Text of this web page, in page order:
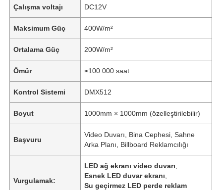
Çalışma voltajı DC12V
Maksimum Güç 400W/m²
Ortalama Güç 200W/m²
Ömür ≥100.000 saat
Kontrol Sistemi DMX512
Boyut 1000mm × 1000mm (özelleştirilebilir)
Başvuru
Video Duvarı, Bina Cephesi, Sahne
Arka Planı, Billboard Reklamcılığı
Vurgulamak:
LED ağ ekranı video duvarı
Esnek LED duvar ekranı
Su geçirmez LED perde reklam